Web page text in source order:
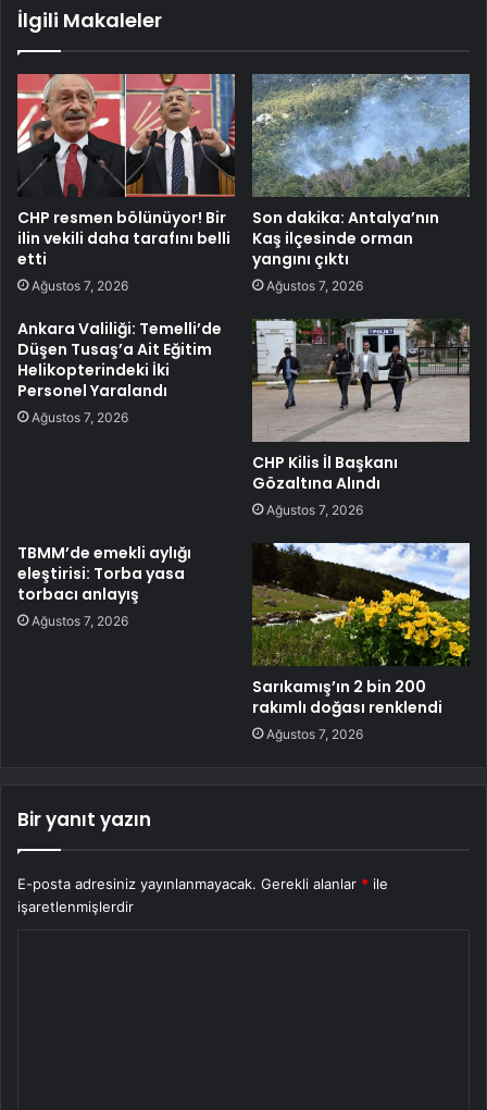
İlgili Makaleler
CHP resmen bölünüyor! Bir
ilin vekili daha tarafını belli
etti
Ağustos 7, 2026
Son dakika: Antalya’nın
Kaş ilçesinde orman
yangını çıktı
Ağustos 7, 2026
Ankara Valiliği: Temelli’de
Düşen Tusaş’a Ait Eğitim
Helikopterindeki İki
Personel Yaralandı
Ağustos 7, 2026
CHP Kilis İl Başkanı
Gözaltına Alındı
Ağustos 7, 2026
TBMM’de emekli aylığı
eleştirisi: Torba yasa
torbacı anlayış
Ağustos 7, 2026
Sarıkamış’ın 2 bin 200
rakımlı doğası renklendi
Ağustos 7, 2026
Bir yanıt yazın
E-posta adresiniz yayınlanmayacak. Gerekli alanlar * ile
işaretlenmişlerdir